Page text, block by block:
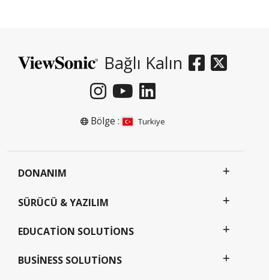
Bağlı Kalın
Bölge : Turkiye
DONANIM
SÜRÜCÜ & YAZILIM
EDUCATION SOLUTIONS
BUSINESS SOLUTIONS